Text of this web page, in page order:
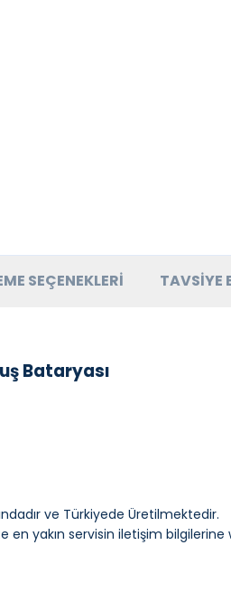
SEÇENEKLERI TAVSIYE
Bataryası
ve Türkiyede Üretilmektedir.
yakın servisin iletişim bilgilerine